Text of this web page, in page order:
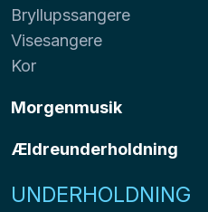
Bryllupssangere
Visesangere
Kor
Morgenmusik
Ældreunderholdning
UNDERHOLDNING